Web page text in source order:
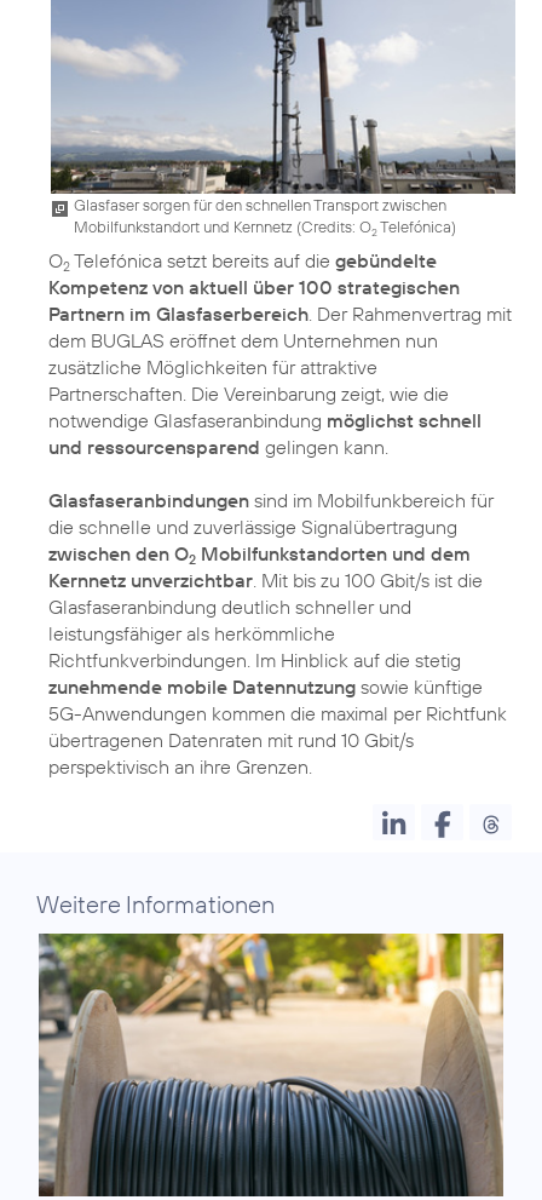
Glasfaser sorgen für den schnellen Transport zwischen
Mobilfunkstandort und Kernnetz (Credits: O2Telefónica)
O2 Telefónica setzt bereits auf die gebündelte
Kompetenz von aktuell über 100 strategischen
Partnern im Glasfaserbereich. Der Rahmenvertrag mit
dem BUGLAS eröffnet dem Unternehmen nun
zusätzliche Möglichkeiten für attraktive
Partnerschaften. Die Vereinbarung zeigt, wie die
notwendige Glasfaseranbindung möglichst schnell
und ressourcensparend gelingen kann.
Glasfaseranbindungen sind im Mobilfunkbereich für
die schnelle und zuverlässige Signalübertragung
zwischen den O2 Mobilfunkstandorten und dem
Kernnetz unverzichtbar. Mit bis zu 100 Gbit/s ist die
Glasfaseranbindung deutlich schneller und
leistungsfähiger als herkömmliche
Richtfunkverbindungen. Im Hinblick auf die stetig
zunehmende mobile Datennutzung sowie künftige
5G-Anwendungen kommen die maximal per Richtfunk
übertragenen Datenraten mit rund 10 Gbit/s
perspektivisch an ihre Grenzen.
Weitere Informationen